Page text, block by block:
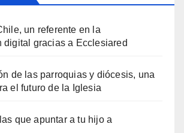
un referente en la
digital gracias a Ecclesiared
de las parroquias y diócesis, una
el futuro de la Iglesia
que apuntar a tu hijo a